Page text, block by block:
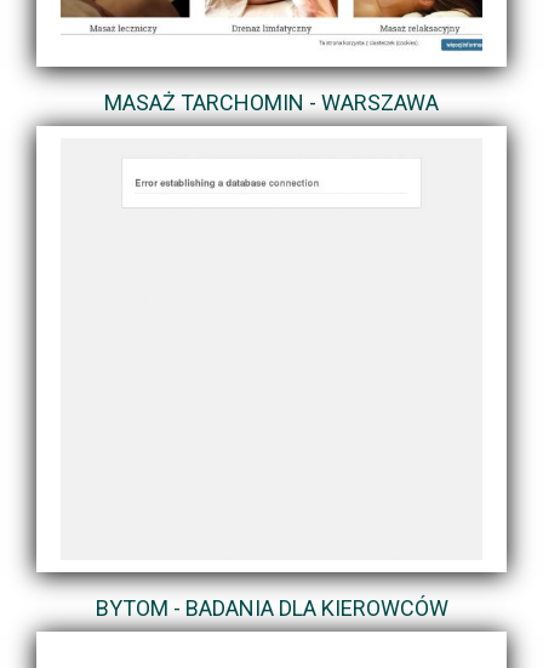
MASAŻ TARCHOMIN - WARSZAWA
BYTOM - BADANIA DLA KIEROWCÓW